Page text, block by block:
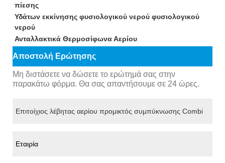
πίεσης
Υδάτων εκκίνησης φυσιολογικού νερού φυσιολογικού
νερού
Ανταλλακτικά Θερμοσίφωνα Αερίου
Αποστολή Ερώτησης
Μη διστάσετε να δώσετε το ερώτημά σας στην
παρακάτω φόρμα. Θα σας απαντήσουμε σε 24 ώρες.